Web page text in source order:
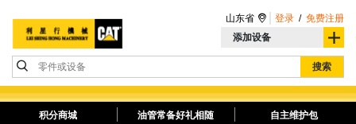
添加设备
零件或设备 搜索
山东省 登录 / 免费注册
积分商城 油管常备好礼相随 自主维护包